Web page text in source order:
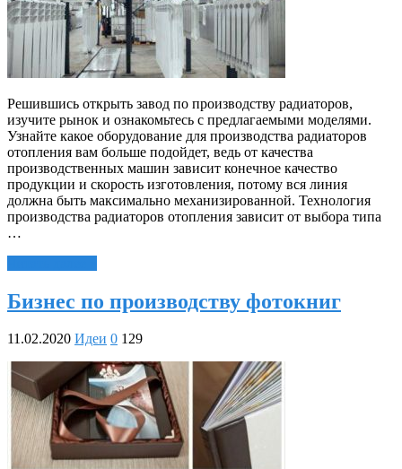
Решившись открыть завод по производству радиаторов,
изучите рынок и ознакомьтесь с предлагаемыми моделями.
Узнайте какое оборудование для производства радиаторов
отопления вам больше подойдет, ведь от качества
производственных машин зависит конечное качество
продукции и скорость изготовления, потому вся линия
должна быть максимально механизированной. Технология
производства радиаторов отопления зависит от выбора типа
…
Бизнес по производству фотокниг
11.02.2020 Идеи 0 129